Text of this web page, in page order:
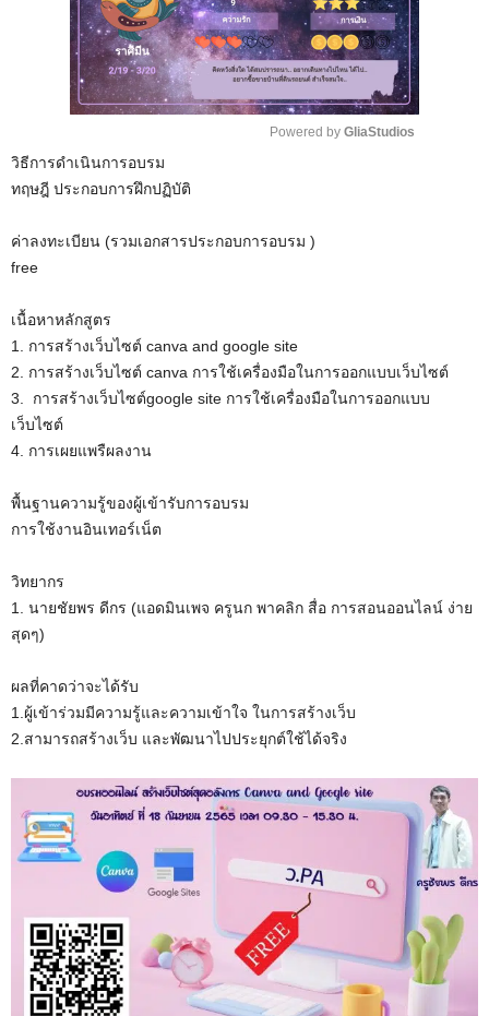
Powered by GliaStudios
วิธีการดำเนินการอบรม
ทฤษฎี ประกอบการฝึกปฏิบัติ
ค่าลงทะเบียน (รวมเอกสารประกอบการอบรม )
free
เนื้อหาหลักสูตร
1. การสร้างเว็บไซต์ canva and google site
2. การสร้างเว็บไซต์ canva การใช้เครื่องมือในการออกแบบเว็บไซต์
3. การสร้างเว็บไซต์google site การใช้เครื่องมือในการออกแบบ
เว็บไซต์
4. การเผยแพรืผลงาน
พื้นฐานความรู้ของผู้เข้ารับการอบรม
การใช้งานอินเทอร์เน็ต
วิทยากร
1. นายชัยพร ดีกร (แอดมินเพจ ครูนก พาคลิก สื่อ การสอนออนไลน์ ง่าย
สุดๆ)
ผลที่คาดว่าจะได้รับ
1.ผู้เข้าร่วมมีความรู้และความเข้าใจ ในการสร้างเว็บ
2.สามารถสร้างเว็บ และพัฒนาไปประยุกต์ใช้ได้จริง